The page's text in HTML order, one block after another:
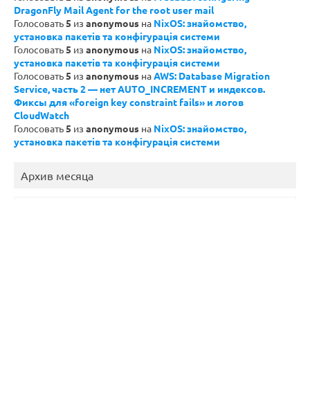
DragonFly Mail Agent for the root user mail
Голосовать5 из anonymous на NixOS: знайомство,
установка пакетів та конфігурація системи
Голосовать5 из anonymous на NixOS: знайомство,
установка пакетів та конфігурація системи
Голосовать5 из anonymous наAWS: Database Migration
Service, часть 2 — нет AUTO_INCREMENT и индексов.
Фиксы для «foreign key constraint fails» и логов
CloudWatch
Голосовать5 из anonymous на NixOS: знайомство,
установка пакетів та конфігурація системи
Архив месяца